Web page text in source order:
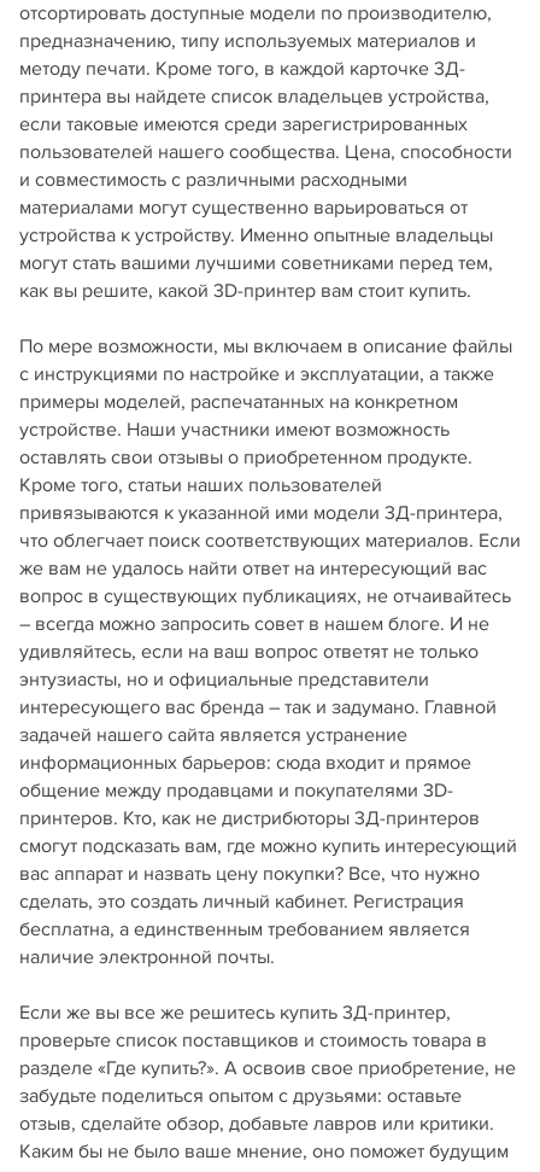
отсортировать доступные модели по производителю,
предназначению, типу используемых материалов и
методу печати. Кроме того, в каждой карточке 3Д-
принтера вы найдете список владельцев устройства,
если таковые имеются среди зарегистрированных
пользователей нашего сообщества. Цена, способности
и совместимость с различными расходными
материалами могут существенно варьироваться от
устройства к устройству. Именно опытные владельцы
могут стать вашими лучшими советниками перед тем,
как вы решите, какой 3D-принтер вам стоит купить.
По мере возможности, мы включаем в описание файлы
с инструкциями по настройке и эксплуатации, а также
примеры моделей, распечатанных на конкретном
устройстве. Наши участники имеют возможность
оставлять свои отзывы о приобретенном продукте.
Кроме того, статьи наших пользователей
привязываются к указанной ими модели 3Д-принтера,
что облегчает поиск соответствующих материалов. Если
же вам не удалось найти ответ на интересующий вас
вопрос в существующих публикациях, не отчаивайтесь
– всегда можно запросить совет в нашем блоге. И не
удивляйтесь, если на ваш вопрос ответят не только
энтузиасты, но и официальные представители
интересующего вас бренда – так и задумано. Главной
задачей нашего сайта является устранение
информационных барьеров: сюда входит и прямое
общение между продавцами и покупателями 3D-
принтеров. Кто, как не дистрибюторы 3Д-принтеров
смогут подсказать вам, где можно купить интересующий
вас аппарат и назвать цену покупки? Все, что нужно
сделать, это создать личный кабинет. Регистрация
бесплатна, а единственным требованием является
наличие электронной почты.
Если же вы все же решитесь купить 3Д-принтер,
проверьте список поставщиков и стоимость товара в
разделе «Где купить?». А освоив свое приобретение, не
забудьте поделиться опытом с друзьями: оставьте
отзыв, сделайте обзор, добавьте лавров или критики.
Каким бы не было ваше мнение, оно поможет будущим